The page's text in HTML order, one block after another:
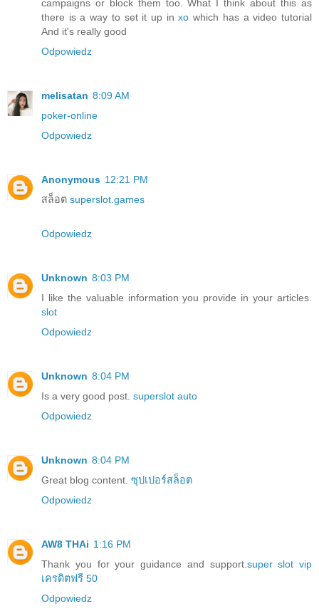
campaigns or block them too. What I think about this as
there is a way to set it up inxo which has a video tutorial
And it's really good
Odpowiedz
melisatan 8:09 AM
poker-online
Odpowiedz
Anonymous 12:21 PM
สล็อต superslot.games
Odpowiedz
Unknown 8:03 PM
I like the valuable information you provide in your articles.
slot
Odpowiedz
Unknown 8:04 PM
Is a very good post. superslot auto
Odpowiedz
Unknown 8:04 PM
Great blog content. ซุปเปอร์สล็อต
Odpowiedz
AW8 THAi 1:16 PM
Thank you for your guidance and support. super slot vip
เครดิตฟรี 50
Odpowiedz